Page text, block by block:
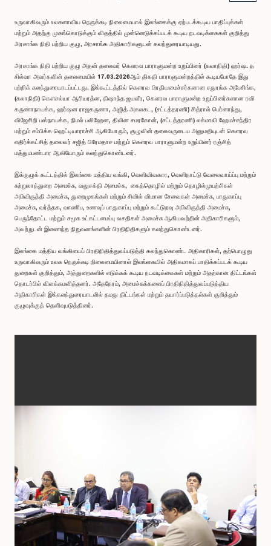
உருவாகிவரும் உலகளாவிய நெருக்கடி நிலைமையால் இலங்கைக்கு ஏற்படக்கூடிய பாதிப்புக்கள்
மற்றும் அதற்கு முகங்கொடுக்கும் விதத்தில் முன்னெடுக்கப்படக் கூடிய நடவடிக்கைகள் குறித்து
அரசாங்க நிதி பற்றிய குழு, அரசாங்க அதிகாரிகளுடன் கலந்துரையாடியது.
அரசாங்க நிதி பற்றிய குழு அதன் தலைவர் கௌரவ பாராளுமன்ற உறுப்பினர் (கலாநிதி) ஹர்ஷ. த
சில்வா அவர்களின் தலைமையில் 17.03.2026ஆம் திகதி பாராளுமன்றத்தில் கூடியபோதே இது
பற்றிக் கலந்துரையாடப்பட்டது. இக்கூட்டத்தில் கௌரவ பிரதியமைச்சர்களான சதுரங்க அபேசிங்க,
(கலாநிதி) கௌசல்யா ஆரியரத்ன, நிஷாந்த ஜயவீர, கௌரவ பாராளுமன்ற உறுப்பினர்களான ரவி
கருணாநாயக்க, ஹர்ஷன ராஜகருணா, அஜித் அகலகட, (சட்டத்தரணி) சித்ரால் பெர்னாந்து,
விஜேசிறி பஸ்நாயக்க, நிமல் பலிஹேன, திலின சமரகோன், (சட்டத்தரணி) லக்மாலி ஹேமச்சந்திர
மற்றும் சம்பிக்க ஹெட்டியாராச்சி ஆகியோரும், குழுவின் தலைவருடைய அனுமதியுடன் கௌரவ
எதிர்க்கட்சித் தலைவர் சஜித் பிரேமதாச மற்றும் கௌரவ பாராளுமன்ற உறுப்பினர் ரஞ்சித்
மத்துமபண்டார ஆகியோரும் கலந்துகொண்டனர்.
இக்குழுக் கூட்டத்தில் இலங்கை மத்திய வங்கி, வெளிவிவகார, வெளிநாட்டு வேலைவாய்ப்பு மற்றும்
சுற்றுலாத்துறை அமைச்சு, வலுசக்தி அமைச்சு, கைத்தொழில் மற்றும் தொழில்முயற்சிகள்
அபிவிருத்தி அமைச்சு, துறைமுகங்கள் மற்றும் சிவில் விமான சேவைகள் அமைச்சு, பாதுகாப்பு
அமைச்சு, வர்த்தக, வாணிப, உணவுப் பாதுகாப்பு மற்றும் கூட்டுறவு அபிவிருத்தி அமைச்சு,
பெருந்தோட்ட மற்றும் சமூக உட்கட்டமைப்பு வசதிகள் அமைச்சு ஆகியவற்றின் அதிகாரிகளும்,
அவற்றுடன் இணைந்த நிறுவனங்களின் பிரதிநிதிகளும் கலந்துகொண்டனர்.
இலங்கை மத்திய வங்கியைப் பிரதிநிதித்துவப்படுத்தி கலந்துகொண்ட அதிகாரிகள், தற்பொழுது
உருவாகிவரும் உலக நெருக்கடி நிலைமையினால் இலங்கையில் அதிகமாகப் பாதிக்கப்படக் கூடிய
துறைகள் குறித்தும், அத்துறைகளில் எடுக்கக் கூடிய நடவடிக்கைகள் மற்றும் அதற்கான திட்டங்கள்
தொடர்பில் விளக்கமளித்தனர். அதேநேரம், அமைச்சுக்களைப் பிரதிநிதித்துவப்படுத்திய
அதிகாரிகள் இக்கலந்துரையாடலில் தமது திட்டங்கள் மற்றும் தயார்ப்படுத்தல்கள் குறித்தும்
குழுவுக்குத் தெளிவுபடுத்தினர்.